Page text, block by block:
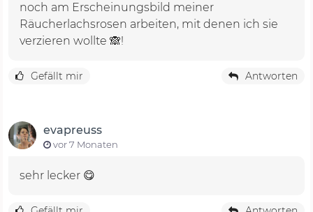
noch am Erscheinungsbild meiner
Räucherlachsrosen arbeiten, mit denen ich sie
verzieren wollte 🙈!
Gefällt mir Antworten
evapreuss
vor 7 Monaten
sehr lecker 😋